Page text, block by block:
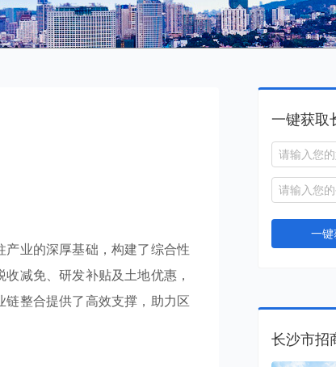
业的深厚基础，构建了综合性
收减免、研发补贴及土地优惠，
整合提供了高效支撑，助力区
一键获取
一
长沙市招